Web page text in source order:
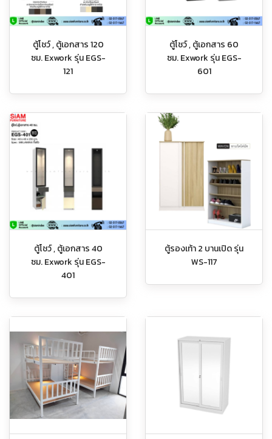
ตู้โชว์ , ตู้เอกสาร 120
ซม. Exwork รุ่น EGS-
121
ตู้โชว์ , ตู้เอกสาร 60
ซม. Exwork รุ่น EGS-
601
ตู้โชว์ , ตู้เอกสาร 40
ซม. Exwork รุ่น EGS-
401
ตู้รองเท้า 2 บานเปิด รุ่น
WS-117